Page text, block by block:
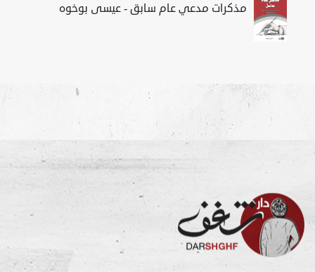
مذكرات مدعي عام سابق - عيسى بوخوه